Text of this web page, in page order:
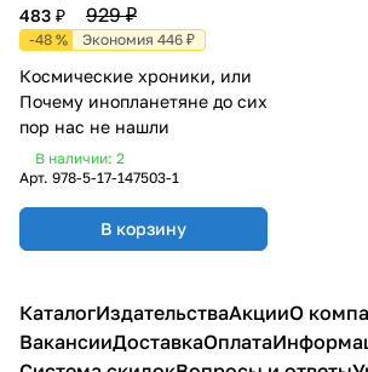
483 ₽ 929 ₽
-48 % Экономия 446 ₽
Космические хроники, или
Почему инопланетяне до сих
пор нас не нашли
В наличии: 2
Арт. 978-5-17-147503-1
В корзину
КаталогИздательстваАкцииО
ВакансииДоставкаОплата